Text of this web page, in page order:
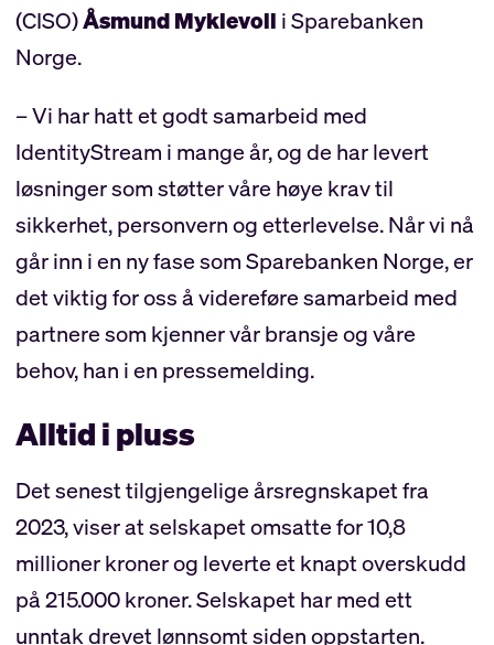
(CISO)Åsmund Myklevoll i Sparebanken
Norge.
– Vi har hatt et godt samarbeid med
IdentityStream i mange år, og de har levert
løsninger som støtter våre høye krav til
sikkerhet, personvern og etterlevelse. Når vi nå
går inn i en ny fase som Sparebanken Norge, er
det viktig for oss å videreføre samarbeid med
partnere som kjenner vår bransje og våre
behov, han i en pressemelding.
Alltid i pluss
Det senest tilgjengelige årsregnskapet fra
2023, viser at selskapet omsatte for 10,8
millioner kroner og leverte et knapt overskudd
på 215.000 kroner. Selskapet har med ett
unntak drevet lønnsomt siden oppstarten.